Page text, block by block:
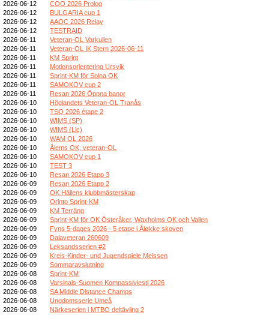
2026-06-12
COO 2026 Prolog
2026-06-12
BULGARIA cup 1
2026-06-12
AAOC 2026 Relay
2026-06-12
TESTRAID
2026-06-11
Veteran-OL Varkullen
2026-06-11
Veteran-OL IK Stern 2026-06-11
2026-06-11
KM Sprint
2026-06-11
Motionsorientering Ursvik
2026-06-11
Sprint-KM för Solna OK
2026-06-11
SAMOKOV cup 2
2026-06-11
Resan 2026 Öppna banor
2026-06-10
Höglandets Veteran-OL Tranås
2026-06-10
TSQ 2026 étape 2
2026-06-10
WIMS (SP)
2026-06-10
WIMS (Lic)
2026-06-10
WAM OL 2026
2026-06-10
Ålems OK, veteran-OL
2026-06-10
SAMOKOV cup 1
2026-06-10
TEST 3
2026-06-10
Resan 2026 Etapp 3
2026-06-09
Resan 2026 Etapp 2
2026-06-09
OK Hällens klubbmästerskap
2026-06-09
Orinto Sprint-KM
2026-06-09
KM Terräng
2026-06-09
Sprint-KM för OK Österåker, Waxholms OK och Vallen
2026-06-09
Fyns 5-dages 2026 - 5 etape i Åløkke skoven
2026-06-09
Dalaveteran 260609
2026-06-09
Leksandsserien #2
2026-06-09
Kreis-Kinder- und Jugendspiele Meissen
2026-06-09
Sommaravslutning
2026-06-08
Sprint-KM
2026-06-08
Varsinais-Suomen Kompassiviesti 2026
2026-06-08
SA Middle Distance Champs
2026-06-08
Ungdomsserie Umeå
2026-06-08
Närkeserien i MTBO deltävling 2